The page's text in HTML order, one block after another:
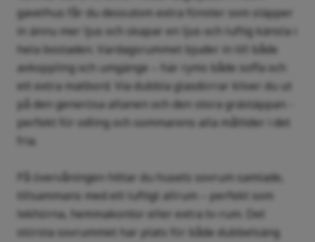
gavelhus får du dessutom extra fönster som släpper
in ännu mer ljus och skapar en ljus och luftig känsla i
hela bostaden. Vardagsrummet bjuder in till både
avkoppling och umgänge – här ryms både soffa och
ett extra matbord. Via dubbla glasdörrar kliver du ut
på den generösa altanen och den stora grästäppan -
perfekt för odling och sommarens alla måltider i det
fria.
På övervåningen hittar du husets sovrum samlade,
tillsammans med ett luftigt allrum – perfekt som
lekhörna, hemmakontor eller extra tv-rum. Det
största sovrummet har plats för både dubbelsäng